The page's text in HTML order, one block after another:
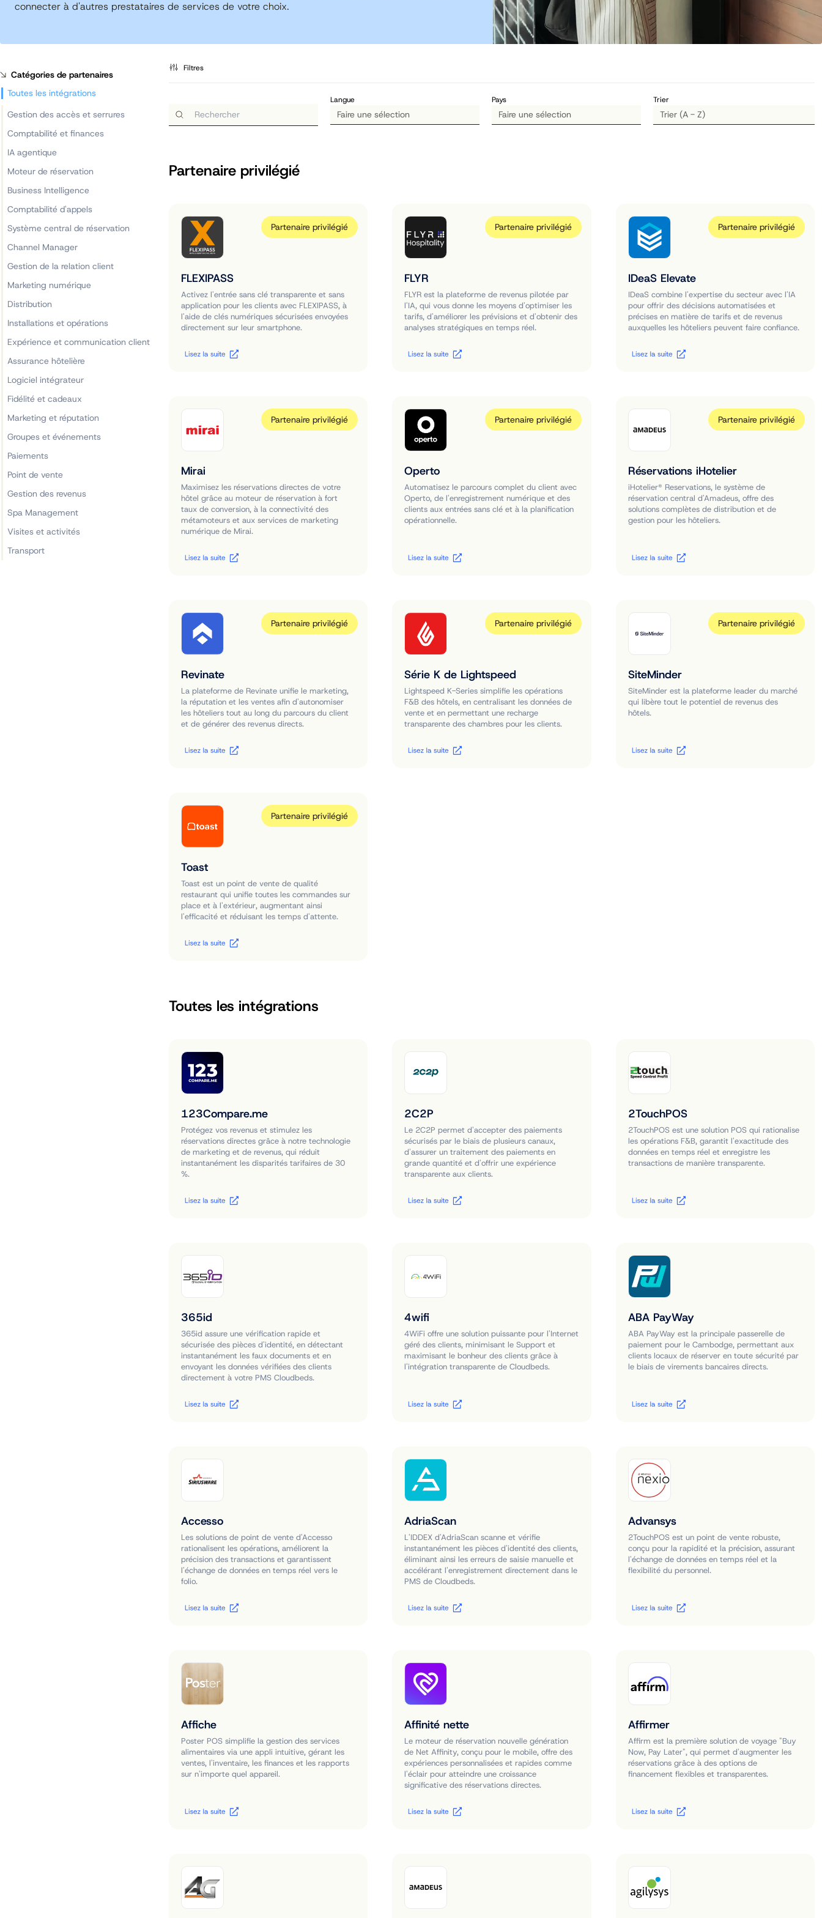
connecter à d'autres prestataires de services de votre choix.
Catégories de partenaires
Toutes les intégrations
Gestion des accès et serrures
Comptabilité et finances
IA agentique
Moteur de réservation
Business Intelligence
Comptabilité d'appels
Système central de réservation
Channel Manager
Gestion de la relation client
Marketing numérique
Distribution
Installations et opérations
Expérience et communication client
Assurance hôtelière
Logiciel intégrateur
Fidélité et cadeaux
Marketing et réputation
Groupes et événements
Paiements
Point de vente
Gestion des revenus
Spa Management
Visites et activités
Transport
Filtres
Langue Pays Trier
Partenaire privilégié
Partenaire privilégié
FLEXIPASS
Activez l'entrée sans clé transparente et sans
application pour les clients avec FLEXIPASS, à
l'aide de clés numériques sécurisées envoyées
directement sur leur smartphone.
Partenaire privilégié
FLYR
FLYR est la plateforme de revenus pilotée par
l'IA, qui vous donne les moyens d'optimiser les
tarifs, d'améliorer les prévisions et d'obtenir des
analyses stratégiques en temps réel.
Partenaire privilégié
IDeaS Elevate
IDeaS combine l'expertise du secteur avec l'IA
pour offrir des décisions automatisées et
précises en matière de tarifs et de revenus
auxquelles les hôteliers peuvent faire confiance.
Partenaire privilégié
Mirai
Maximisez les réservations directes de votre
hôtel grâce au moteur de réservation à fort
taux de conversion, à la connectivité des
métamoteurs et aux services de marketing
numérique de Mirai.
Partenaire privilégié
Operto
Automatisez le parcours complet du client avec
Operto, de l'enregistrement numérique et des
clients aux entrées sans clé et à la planification
opérationnelle.
Partenaire privilégié
Réservations iHotelier
iHotelier® Reservations, le système de
réservation central d'Amadeus, offre des
solutions complètes de distribution et de
gestion pour les hôteliers.
Partenaire privilégié
Revinate
La plateforme de Revinate unifie le marketing,
la réputation et les ventes afin d'autonomiser
les hôteliers tout au long du parcours du client
et de générer des revenus directs.
Partenaire privilégié
Série K de Lightspeed
Lightspeed K-Series simplifie les opérations
F&B des hôtels, en centralisant les données de
vente et en permettant une recharge
transparente des chambres pour les clients.
Partenaire privilégié
SiteMinder
SiteMinder est la plateforme leader du marché
qui libère tout le potentiel de revenus des
hôtels.
Partenaire privilégié
Toast
Toast est un point de vente de qualité
restaurant qui unifie toutes les commandes sur
place et à l'extérieur, augmentant ainsi
l'efficacité et réduisant les temps d'attente.
Toutes les intégrations
123Compare.me
Protégez vos revenus et stimulez les
réservations directes grâce à notre technologie
de marketing et de revenus, qui réduit
instantanément les disparités tarifaires de 30
%.
2C2P
Le 2C2P permet d'accepter des paiements
sécurisés par le biais de plusieurs canaux,
d'assurer un traitement des paiements en
grande quantité et d'offrir une expérience
transparente aux clients.
2TouchPOS
2TouchPOS est une solution POS qui rationalise
les opérations F&B, garantit l'exactitude des
données en temps réel et enregistre les
transactions de manière transparente.
365id
365id assure une vérification rapide et
sécurisée des pièces d'identité, en détectant
instantanément les faux documents et en
envoyant les données vérifiées des clients
directement à votre PMS Cloudbeds.
4wifi
4WiFi offre une solution puissante pour l'Internet
géré des clients, minimisant le Support et
maximisant le bonheur des clients grâce à
l'intégration transparente de Cloudbeds.
ABA PayWay
ABA PayWay est la principale passerelle de
paiement pour le Cambodge, permettant aux
clients locaux de réserver en toute sécurité par
le biais de virements bancaires directs.
Accesso
Les solutions de point de vente d'Accesso
rationalisent les opérations, améliorent la
précision des transactions et garantissent
l'échange de données en temps réel vers le
folio.
AdriaScan
L'IDDEX d'AdriaScan scanne et vérifie
instantanément les pièces d'identité des clients,
éliminant ainsi les erreurs de saisie manuelle et
accélérant l'enregistrement directement dans le
PMS de Cloudbeds.
Advansys
2TouchPOS est un point de vente robuste,
conçu pour la rapidité et la précision, assurant
l'échange de données en temps réel et la
flexibilité du personnel.
Affiche
Poster POS simplifie la gestion des services
alimentaires via une appli intuitive, gérant les
ventes, l'inventaire, les finances et les rapports
sur n'importe quel appareil.
Affinité nette
Le moteur de réservation nouvelle génération
de Net Affinity, conçu pour le mobile, offre des
expériences personnalisées et rapides comme
l'éclair pour atteindre une croissance
significative des réservations directes.
Affirmer
Affirm est la première solution de voyage "Buy
Now, Pay Later", qui permet d'augmenter les
réservations grâce à des options de
financement flexibles et transparentes.